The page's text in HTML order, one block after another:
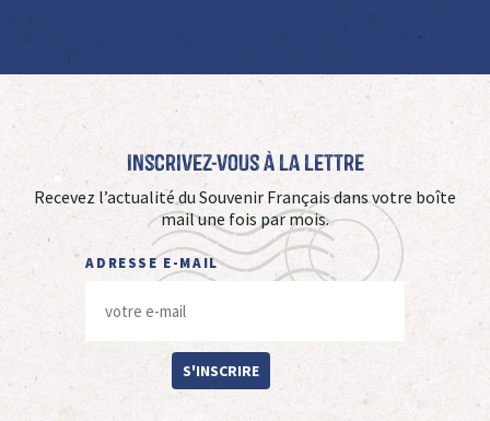
Inscrivez-vous à La Lettre
Recevez l’actualité du Souvenir Français dans votre boîte
mail une fois par mois.
ADRESSE E-MAIL
S'INSCRIRE